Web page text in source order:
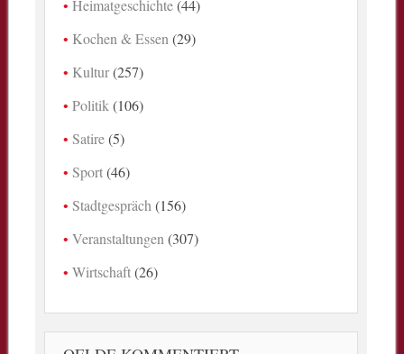
Heimatgeschichte(44)
Kochen & Essen(29)
Kultur(257)
Politik(106)
Satire(5)
Sport(46)
Stadtgespräch(156)
Veranstaltungen(307)
Wirtschaft(26)